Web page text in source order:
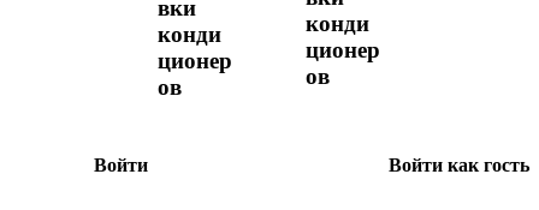
вки
конди
ционер
ов
конди
ционер
ов
Войти Войти как гость